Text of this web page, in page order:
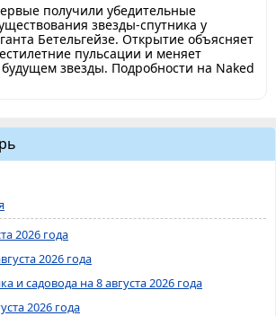
получили убедительные
звезды-спутника у
Бетельгейзе. Открытие объясняет
пульсации и меняет
звезды. Подробности на Naked
2026 года
2026 года
и садовода на 8 августа 2026 года
2026 года